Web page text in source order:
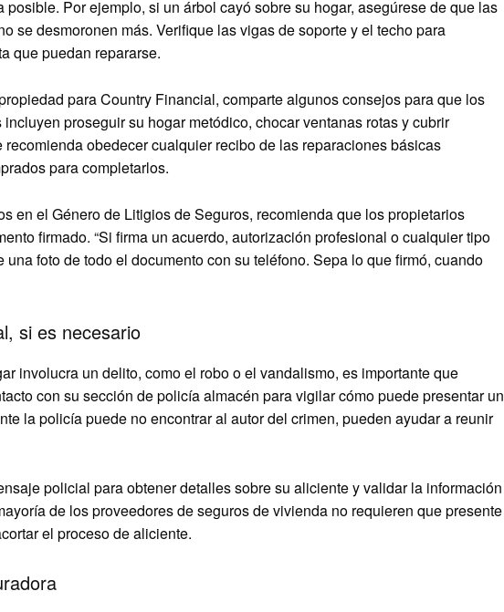
Por ejemplo, si un árbol cayó sobre su hogar, asegúrese de que las
se desmoronen más. Verifique las vigas de soporte y el techo para
que puedan repararse.
para Country Financial, comparte algunos consejos para que los
proseguir su hogar metódico, chocar ventanas rotas y cubrir
obedecer cualquier recibo de las reparaciones básicas
para completarlos.
en el Género de Litigios de Seguros, recomienda que los propietarios
firmado. “Si firma un acuerdo, autorización profesional o cualquier tipo
foto de todo el documento con su teléfono. Sepa lo que firmó, cuando
si es necesario
involucra un delito, como el robo o el vandalismo, es importante que
con su sección de policía almacén para vigilar cómo puede presentar un
la policía puede no encontrar al autor del crimen, pueden ayudar a reunir
policial para obtener detalles sobre su aliciente y validar la información
de los proveedores de seguros de vivienda no requieren que presente
el proceso de aliciente.